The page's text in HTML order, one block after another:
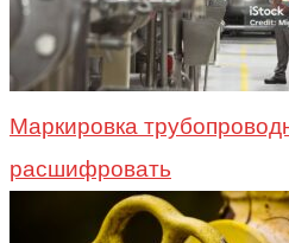
Маркировка
расшифровать